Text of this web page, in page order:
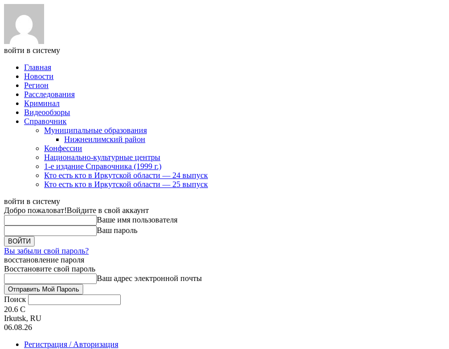
войти в систему
Главная
Новости
Регион
Расследования
Криминал
Видеообзоры
Справочник
Муниципальные образования
Нижнеилимский район
Конфессии
Национально-культурные центры
1-е издание Справочника (1999 г.)
Кто есть кто в Иркутской области — 24 выпуск
Кто есть кто в Иркутской области — 25 выпуск
войти в систему
Добро пожаловат!Войдите в свой аккаунт
Ваше имя пользователя
Ваш пароль
Вы забыли свой пароль?
восстановление пароля
Восстановите свой пароль
Ваш адрес электронной почты
Поиск
20.6 C
Irkutsk, RU
06.08.26
Регистрация / Авторизация